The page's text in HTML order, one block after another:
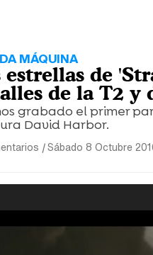
MÁQUINA
estrellas de
de la T2 y
grabado el primer
David Harbor.
|Sábado 8 Octubre